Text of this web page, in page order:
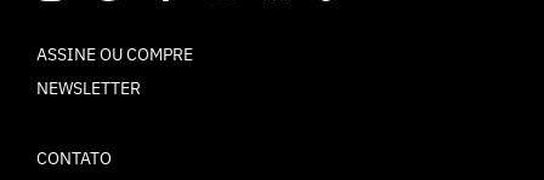
ASSINE OU COMPRE
NEWSLETTER
CONTATO